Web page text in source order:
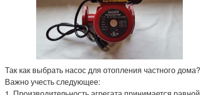
Так как выбрать насос для отопления частного дома?
Важно учесть следующее: